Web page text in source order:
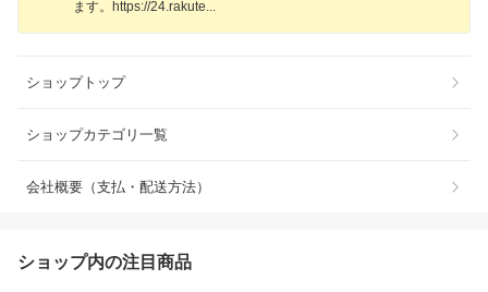
ます。https://24.rakute
ショップトップ
ショップカテゴリ一覧
会社概要（支払・配送方法）
ショップ内の注目商品